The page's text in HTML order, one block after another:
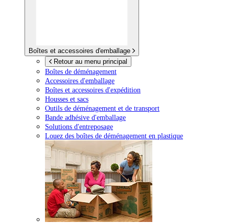
Boîtes et accessoires d'emballage
Retour au menu principal
Boîtes de déménagement
Accessoires d'emballage
Boîtes et accessoires d'expédition
Housses et sacs
Outils de déménagement et de transport
Bande adhésive d'emballage
Solutions d'entreposage
Louez des boîtes de déménagement en plastique